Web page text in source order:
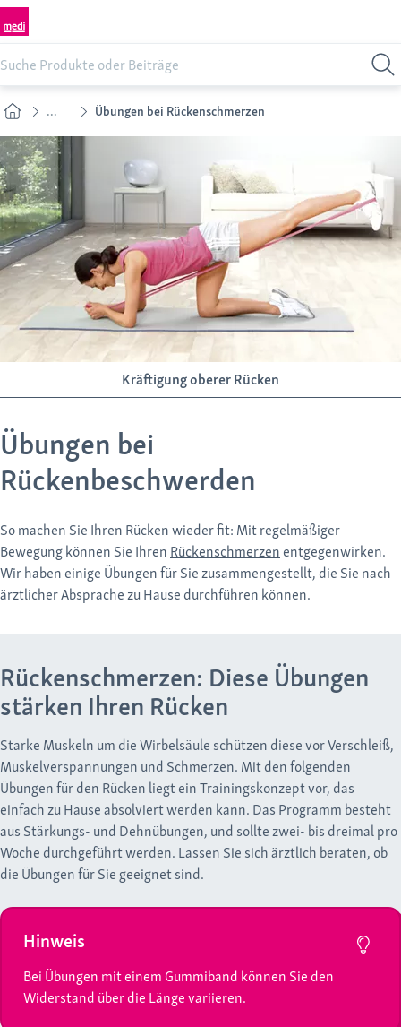
... Übungen bei Rückenschmerzen
Kräftigung oberer Rücken
Übungen bei
Rückenbeschwerden
So machen Sie Ihren Rücken wieder fit: Mit regelmäßiger
Bewegung können Sie Ihren Rückenschmerzen entgegenwirken.
Wir haben einige Übungen für Sie zusammengestellt, die Sie nach
ärztlicher Absprache zu Hause durchführen können.
Rückenschmerzen: Diese Übungen
stärken Ihren Rücken
Starke Muskeln um die Wirbelsäule schützen diese vor Verschleiß,
Muskelverspannungen und Schmerzen. Mit den folgenden
Übungen für den Rücken liegt ein Trainingskonzept vor, das
einfach zu Hause absolviert werden kann. Das Programm besteht
aus Stärkungs- und Dehnübungen, und sollte zwei- bis dreimal pro
Woche durchgeführt werden. Lassen Sie sich ärztlich beraten, ob
die Übungen für Sie geeignet sind.
Hinweis
Bei Übungen mit einem Gummiband können Sie den
Widerstand über die Länge variieren.